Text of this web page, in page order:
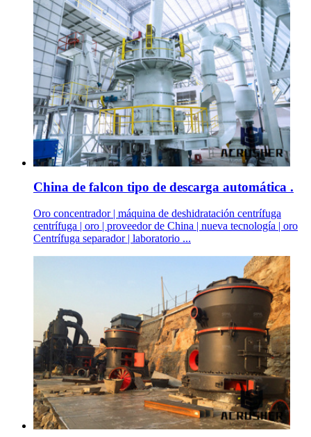
China de falcon tipo de descarga automática .
Oro concentrador | máquina de deshidratación centrífuga
centrífuga | oro | proveedor de China | nueva tecnología | oro
Centrífuga separador | laboratorio ...